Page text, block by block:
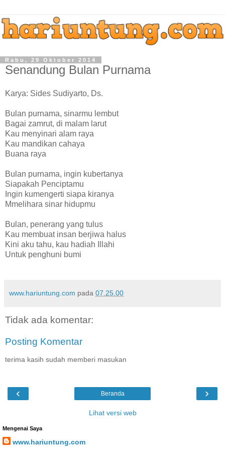
Rabu, 29 Oktober 2014
Senandung Bulan Purnama
Karya: Sides Sudiyarto, Ds.
Bulan purnama, sinarmu lembut
Bagai zamrut, di malam larut
Kau menyinari alam raya
Kau mandikan cahaya
Buana raya
Bulan purnama, ingin kubertanya
Siapakah Penciptamu
Ingin kumengerti siapa kiranya
Mmelihara sinar hidupmu
Bulan, penerang yang tulus
Kau membuat insan berjiwa halus
Kini aku tahu, kau hadiah Illahi
Untuk penghuni bumi
www.hariuntung.com pada 07.25.00
Tidak ada komentar:
Posting Komentar
terima kasih sudah memberi masukan
‹ ›
Beranda
Lihat versi web
Mengenai Saya
www.hariuntung.com